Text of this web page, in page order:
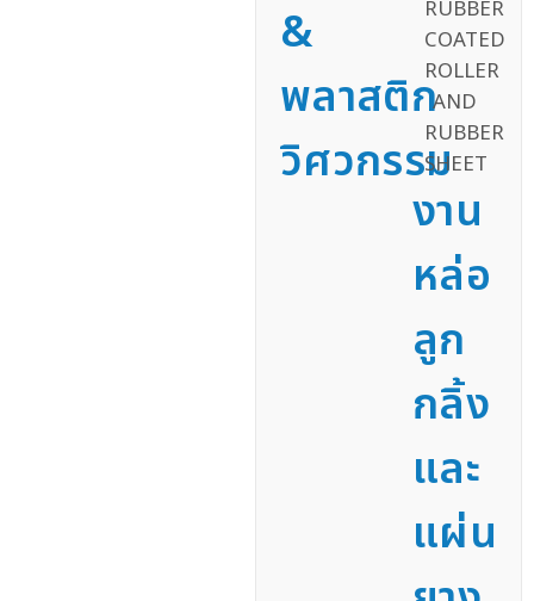
&
พลาสติก
วิศวกรรม
งาน
หล่อ
ลูก
กลิ้ง
และ
แผ่น